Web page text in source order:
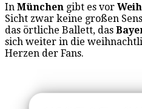
In München gibt es vor
Sicht zwar keine großen
das örtliche Ballett, das
sich weiter in die
Herzen der Fans.